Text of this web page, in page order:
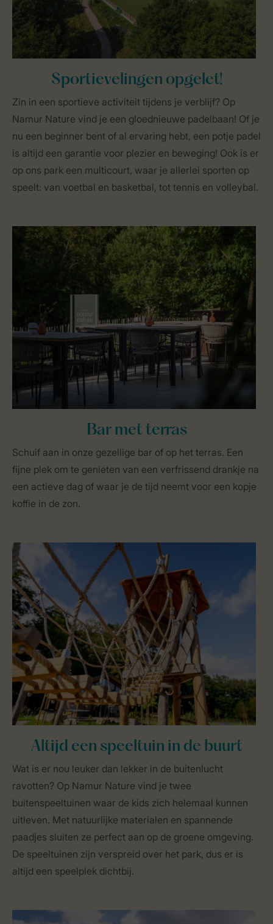
Sportievelingen opgelet!
Zin in een sportieve activiteit tijdens je verblijf? Op
Namur Nature vind je een gloednieuwe padelbaan! Of je
nu een beginner bent of al ervaring hebt, een potje padel
is altijd een garantie voor plezier en beweging! Ook is er
op ons park een multicourt, waar je allerlei sporten op
speelt: van voetbal en basketbal, tot tennis en volleybal.
Bar met terras
Schuif aan in onze gezellige bar of op het terras. Een
fijne plek om te genieten van een verfrissend drankje na
een actieve dag of waar je de tijd neemt voor een kopje
koffie in de zon.
Altijd een speeltuin in de buurt
Wat is er nou leuker dan lekker in de buitenlucht
ravotten? Op Namur Nature vind je twee
buitenspeeltuinen waar de kids zich helemaal kunnen
uitleven. Met natuurlijke materialen en spannende
paadjes sluiten ze perfect aan op de groene omgeving.
De speeltuinen zijn verspreid over het park, dus er is
altijd een speelplek dichtbij.